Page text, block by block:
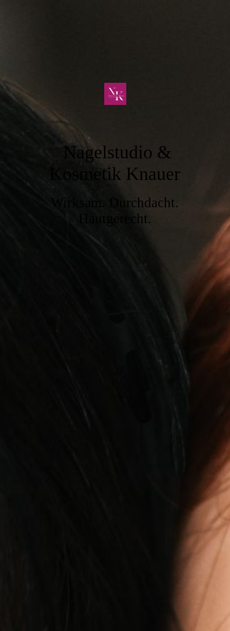
Nagelstudio &
Kosmetik Knauer
Wirksam. Durchdacht.
Hautgerecht.